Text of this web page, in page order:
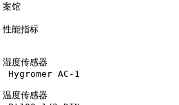
案馆
性能指标
湿度传感器
Hygromer AC-1
温度传感器